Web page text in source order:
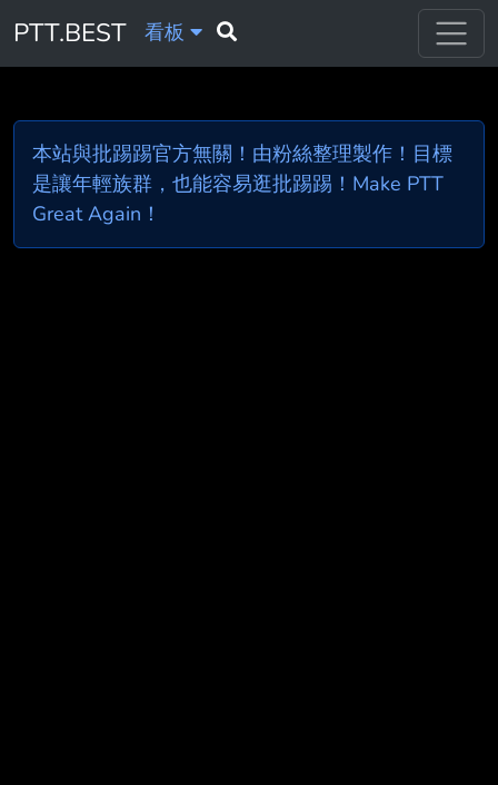
PTT.BEST 看板
本站與批踢踢官方無關！由粉絲整理製作！目標
是讓年輕族群，也能容易逛批踢踢！Make PTT
Great Again！